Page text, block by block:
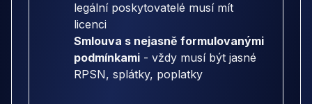
legální poskytovatelé musí mít
licenci
Smlouva s nejasně formulovanými
podmínkami - vždy musí být jasné
RPSN, splátky, poplatky